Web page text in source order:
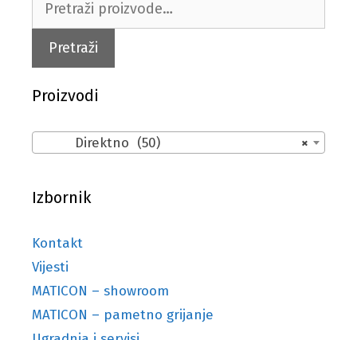
Pretraži
Proizvodi
×
Direktno (50)
Izbornik
Kontakt
Vijesti
MATICON – showroom
MATICON – pametno grijanje